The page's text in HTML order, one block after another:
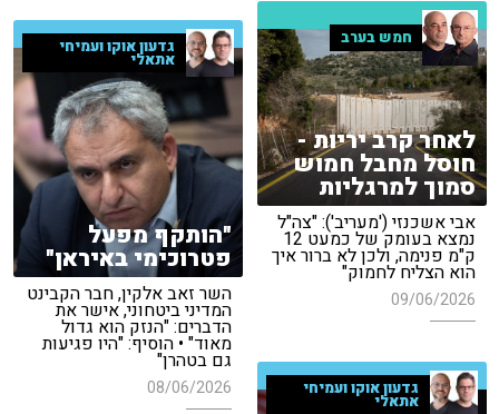
חמש בערב
לאחר קרב יריות -
חוסל מחבל חמוש
סמוך למרגליות
אבי אשכנזי ('מעריב'): "צה"ל
נמצא בעומק של כמעט 12
ק"מ פנימה, ולכן לא ברור איך
הוא הצליח לחמוק"
09/06/2026
גדעון אוקו ועמיחי
אתאלי
"הותקף מפעל
פטרוכימי באיראן"
השר זאב אלקין, חבר הקבינט
המדיני ביטחוני, אישר את
הדברים: "הנזק הוא גדול
מאוד" • הוסיף: "היו פגיעות
גם בטהרן"
08/06/2026 גדעון אוקו ועמיחי
אתאלי